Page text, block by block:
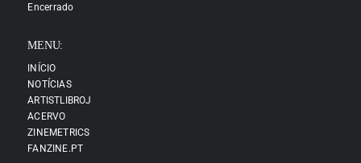
Encerrado
MENU:
INÍCIO
NOTÍCIAS
ARTISTLIBROJ
ACERVO
ZINEMETRICS
FANZINE.PT